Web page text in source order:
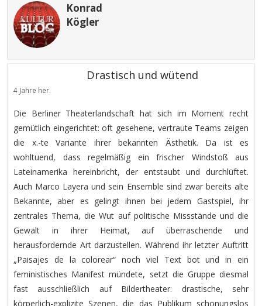
Konrad
Kögler
Drastisch und wütend
4 Jahre her.
Die Berliner Theaterlandschaft hat sich im Moment recht
gemütlich eingerichtet: oft gesehene, vertraute Teams zeigen
die x.-te Variante ihrer bekannten Ästhetik. Da ist es
wohltuend, dass regelmäßig ein frischer Windstoß aus
Lateinamerika hereinbricht, der entstaubt und durchlüftet.
Auch Marco Layera und sein Ensemble sind zwar bereits alte
Bekannte, aber es gelingt ihnen bei jedem Gastspiel, ihr
zentrales Thema, die Wut auf politische Missstände und die
Gewalt in ihrer Heimat, auf überraschende und
herausfordernde Art darzustellen. Während ihr letzter Auftritt
„Paisajes de la colorear“ noch viel Text bot und in ein
feministisches Manifest mündete, setzt die Gruppe diesmal
fast ausschließlich auf Bildertheater: drastische, sehr
körperlich-explizite Szenen, die das Publikum schonungslos